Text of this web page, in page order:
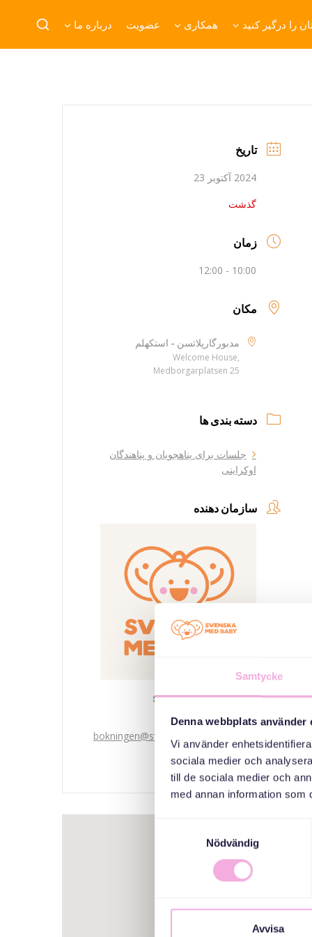
Samtycke
Denna webbplats använder
Vi använder
sociala medier och
till de sociala medier och
med annan information som
Nödvändig
Avvisa
را درگیر کنید همکاری عضویت درباره ما
تاریخ
2024 آکتوبر 23
گذشت
زمان
10:00 - 12:00
مکان
مدبورگارپلاتسن - استکهلم
Welcome House,
Medborgarplatsen 25
دسته بندی ها
جلسات برای پناهجویان و پناهندگان
اوکراینی
سازمان دهنده
Svenska med baby
ایمیل
bokningen@svenskamedbaby.se